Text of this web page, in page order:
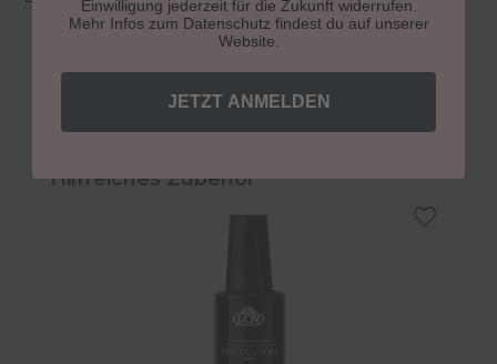
Produktgalerie überspringen
Hilfreiches Zubehör
Einwilligung jederzeit für die Zukunft widerrufen.
Mehr Infos zum Datenschutz findest du auf unserer
Website.
JETZT ANMELDEN